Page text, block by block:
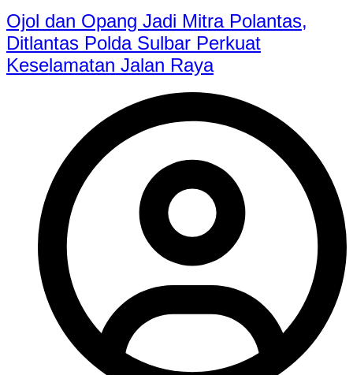
Ojol dan Opang Jadi Mitra Polantas,
Ditlantas Polda Sulbar Perkuat
Keselamatan Jalan Raya